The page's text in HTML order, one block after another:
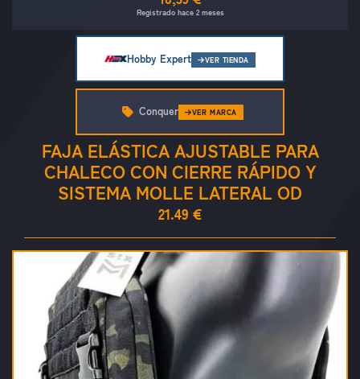
Registrado hace 2 meses
Hobby Expert VER TIENDA
FAJA ELÁSTICA AJUSTABLE PARA
CHALECO CON CIERRE RÁPIDO Y
SISTEMA MOLLE LATERAL OD
21.49 €
Conquer VER MARCA